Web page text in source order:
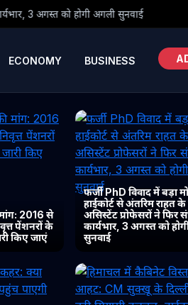
● ओडिशा में बाढ़ का कहर:
ECONOMY BUSINESS
2016 से
पेंशनरों के
किए जाएं
फर्जी PhD विवाद में बड़ा
हाईकोर्ट से अंतरिम राहत के
असिस्टेंट प्रोफेसरों ने फिर
कार्यभार, 3 अगस्त को
सुनवाई